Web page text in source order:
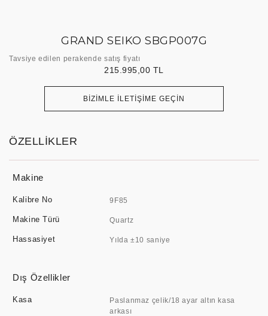
GRAND SEIKO SBGP007G
Tavsiye edilen perakende satış fiyatı
215.995,00 TL
BİZİMLE İLETİŞİME GEÇİN
ÖZELLİKLER
Makine
Kalibre No 9F85
Makine Türü Quartz
Hassasiyet Yılda ±10 saniye
Dış Özellikler
Kasa
Paslanmaz çelik/18 ayar altın kasa
arkası